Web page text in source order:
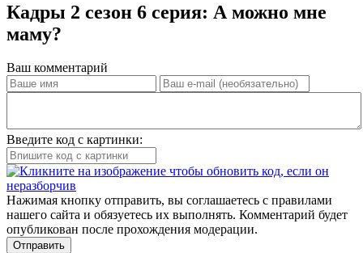
Кадры 2 сезон 6 серия: А можно мне
маму?
Ваш комментарий
Введите код с картинки:
Нажимая кнопку отправить, вы соглашаетесь с правилами
нашего сайта и обязуетесь их выполнять. Комментарий будет
опубликован после прохождения модерации.
Отправить